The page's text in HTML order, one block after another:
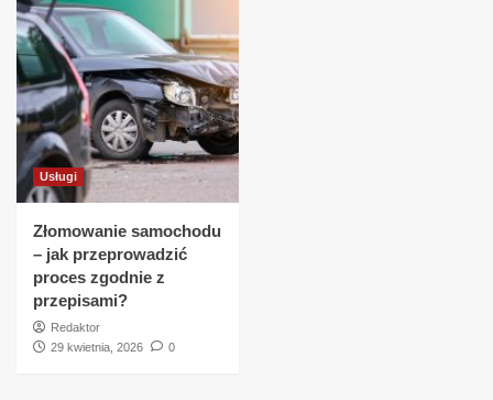
Usługi
Złomowanie samochodu
– jak przeprowadzić
proces zgodnie z
przepisami?
Redaktor
29 kwietnia, 2026
0